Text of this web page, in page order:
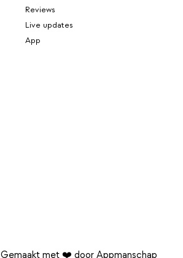
Reviews
Live updates
App
Gemaakt met ❤️ door Appmanschap